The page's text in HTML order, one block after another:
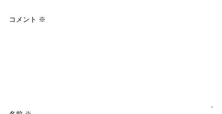
コメント ※